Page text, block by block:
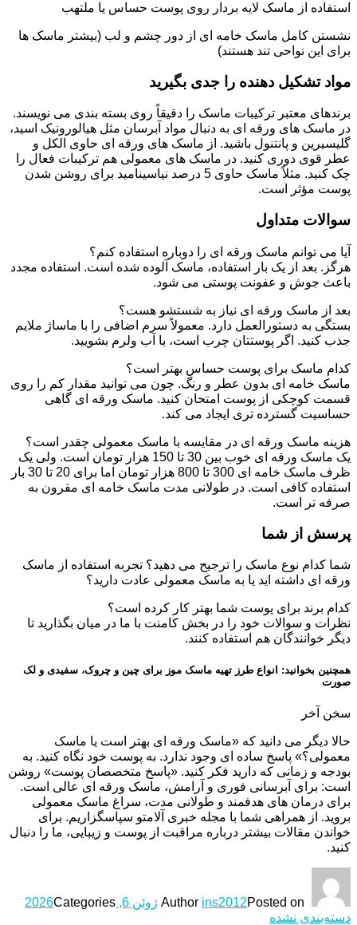
استفاده از ماسک لایه بردار روی پوست حساس یا ملتهب
نشستن کامل ماسک خامه ای از دور چشم و لب (بیشتر ماسک ها
برای این نواحی تند هستند)
مواد تشکیل دهنده را جدی بگیرید
برندهای معتبر ترکیبات ماسک را دقیقاً روی بسته بندی می نویسند.
در ماسک های ورقه ای به دنبال مواد آبرسان مثل هیالورونیک اسید،
گلیسیرین و پانتنول باشید. از ماسک های ورقه ای حاوی الکل و
عطر قوی دوری کنید. در ماسک های معمولی هم ترکیبات فعال را
چک کنید. مثلاً ماسک حاوی 5 درصد نیاسینامید برای روشن شدن
پوست مؤثر است.
سوالات متداول
آیا می توانم ماسک ورقه ای را دوباره استفاده کنم؟
هرگز. بعد از یک بار استفاده، ماسک آلوده شده است. استفاده مجدد
باعث جوش و عفونت پوستی می شود.
بعد از ماسک ورقه ای نیاز به شستشو هست؟
بستگی به دستورالعمل دارد. معمولاً سرم اضافی را با ماساژ ملایم
جذب کنید. اگر پوستتان چرب است، با آب ولرم بشویید.
کدام ماسک برای پوست حساس بهتر است؟
ماسک خامه ای بدون عطر و رنگ. چون می توانید مقدار کم را روی
قسمت کوچکی از پوست امتحان کنید. ماسک ورقه ای گاهی
حساسیت گسترده تری ایجاد می کند.
هزینه ماسک ورقه ای در مقایسه با ماسک معمولی چقدر است؟
یک ماسک ورقه ای خوب بین 30 تا 150 هزار تومان است. ولی یک
ظرف ماسک خامه ای 300 تا 800 هزار تومان اما برای 20 تا 30 بار
استفاده کافی است. در طولانی مدت ماسک خامه ای مقرون به
صرفه تر است.
پرسش از شما
شما کدام نوع ماسک را ترجیح می دهید؟ تجربه استفاده از ماسک
ورقه ای داشته اید یا به ماسک معمولی عادت دارید؟
کدام برند برای پوست شما بهتر کار کرده است؟
نظرات و سوالات خود را در بخش کامنت با ما در میان بگذارید تا
دیگر خوانندگان هم استفاده کنند.
همچنین بخوانید: انواع طرز تهیه ماسک موز برای چین و چروک، سفیدی و لک
صورت
سخن آخر
حالا دیگر می دانید که «ماسک ورقه ای بهتر است یا ماسک
معمولی؟» پاسخ ساده ای وجود ندارد. به پوست خود نگاه کنید. به
بودجه و زمانی که دارید فکر کنید. «پاسخ متخصصان پوست» روشن
است: برای آبرسانی فوری و آرامش، ماسک ورقه ای عالی است.
برای درمان های هدفمند و طولانی مدت، سراغ ماسک معمولی
بروید. از همراهی شما با مجله خبری آلامتو سپاسگزاریم. برای
خواندن مقالات بیشتر درباره مراقبت از پوست و زیبایی، ما را دنبال
کنید.
Author ins2012Posted on ژوئن 6, 2026
Categories
دسته‌بندی نشده